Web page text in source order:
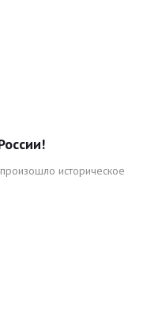
историческое